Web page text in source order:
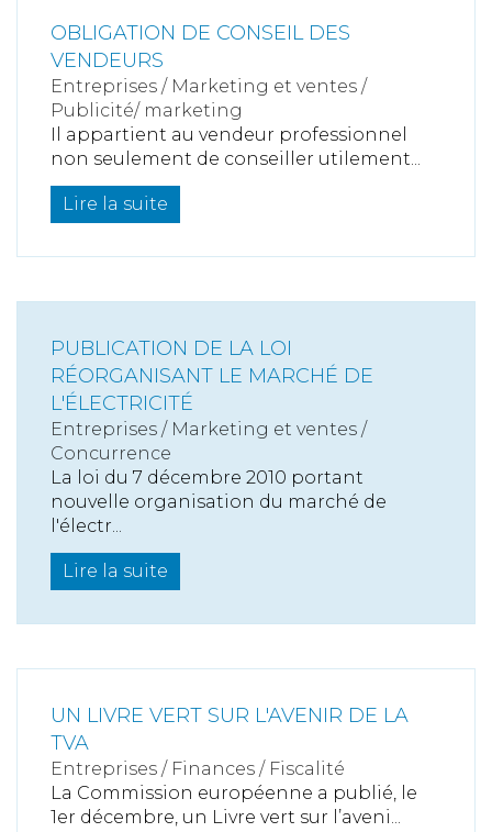
OBLIGATION DE CONSEIL DES
VENDEURS
Entreprises / Marketing et ventes /
Publicité/ marketing
Il appartient au vendeur professionnel
non seulement de conseiller utilement...
Lire la suite
PUBLICATION DE LA LOI
RÉORGANISANT LE MARCHÉ DE
L'ÉLECTRICITÉ
Entreprises / Marketing et ventes /
Concurrence
La loi du 7 décembre 2010 portant
nouvelle organisation du marché de
l'électr...
Lire la suite
UN LIVRE VERT SUR L'AVENIR DE LA
TVA
Entreprises / Finances / Fiscalité
La Commission européenne a publié, le
1er décembre, un Livre vert sur l’aveni...